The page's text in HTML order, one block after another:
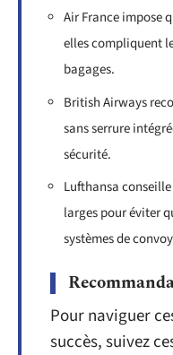
Air France impose
elles compliquent
bagages.
British Airways
sans serrure
sécurité.
Lufthansa
larges pour éviter
systèmes de
Pour naviguer
succès, suivez